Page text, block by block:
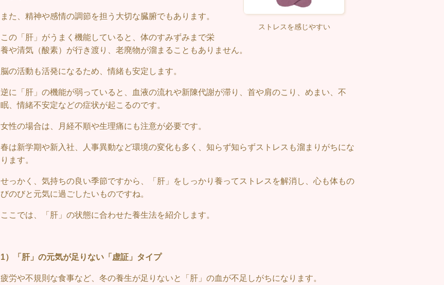
ストレスを感じやすい
また、精神や感情の調節を担う大切な臓腑でもあります。
この「肝」がうまく機能していると、体のすみずみまで栄
養や清気（酸素）が行き渡り、老廃物が溜まることもありません。
脳の活動も活発になるため、情緒も安定します。
逆に「肝」の機能が弱っていると、血液の流れや新陳代謝が滞り、首や肩のこり、めまい、不
眠、情緒不安定などの症状が起こるのです。
女性の場合は、月経不順や生理痛にも注意が必要です。
春は新学期や新入社、人事異動など環境の変化も多く、知らず知らずストレスも溜まりがちにな
ります。
せっかく、気持ちの良い季節ですから、「肝」をしっかり養ってストレスを解消し、心も体もの
びのびと元気に過ごしたいものですね。
ここでは、「肝」の状態に合わせた養生法を紹介します。
1）「肝」の元気が足りない「虚証」タイプ
疲労や不規則な食事など、冬の養生が足りないと「肝」の血が不足しがちになります。